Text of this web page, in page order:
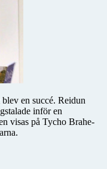
en succé. Reidun
inför en
visas på Tycho Brahe-